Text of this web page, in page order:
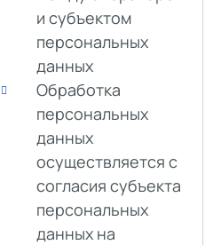
и субъектом
персональных
данных
Обработка
персональных
данных
осуществляется с
согласия субъекта
персональных
данных на